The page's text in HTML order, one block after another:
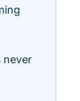
never